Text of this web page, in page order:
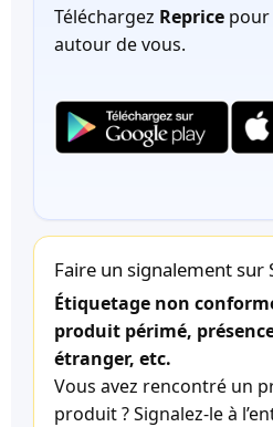
Téléchargez Reprice
autour de vous.
Faire un signalement sur
Étiquetage non
produit périmé,
étranger, etc.
Vous avez rencontré un
produit ? Signalez-le à